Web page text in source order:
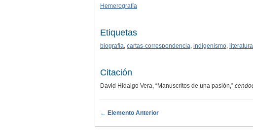
Hemerografía
Etiquetas
biografía cartas-correspondencia indigenismo literatura
Citación
David Hidalgo Vera, “Manuscritos de una pasión,”
← Elemento Anterior